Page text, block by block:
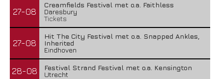
27-08
Creamfields Festival met o.a. Faithless
Daresbury
Tickets
27-08
Hit The City Festival met o.a. Snapped Ankles,
Inherited
Eindhoven
28-08
Festival Strand Festival met o.a. Kensington
Utrecht